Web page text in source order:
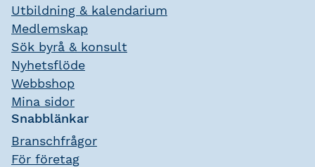
Utbildning & kalendarium
Medlemskap
Sök byrå & konsult
Nyhetsflöde
Webbshop
Mina sidor
Snabblänkar
Branschfrågor
För företag